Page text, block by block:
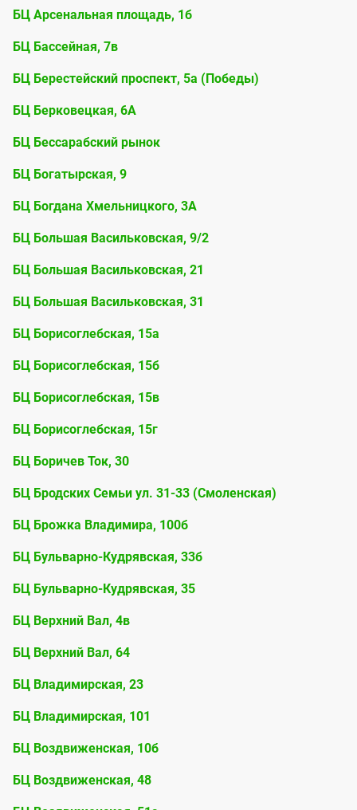
БЦ Арсенальная площадь, 1б
БЦ Бассейная, 7в
БЦ Берестейский проспект, 5а (Победы)
БЦ Берковецкая, 6А
БЦ Бессарабский рынок
БЦ Богатырская, 9
БЦ Богдана Хмельницкого, 3А
БЦ Большая Васильковская, 9/2
БЦ Большая Васильковская, 21
БЦ Большая Васильковская, 31
БЦ Борисоглебская, 15а
БЦ Борисоглебская, 15б
БЦ Борисоглебская, 15в
БЦ Борисоглебская, 15г
БЦ Боричев Ток, 30
БЦ Бродских Семьи ул. 31-33 (Смоленская)
БЦ Брожка Владимира, 100б
БЦ Бульварно-Кудрявская, 33б
БЦ Бульварно-Кудрявская, 35
БЦ Верхний Вал, 4в
БЦ Верхний Вал, 64
БЦ Владимирская, 23
БЦ Владимирская, 101
БЦ Воздвиженская, 10б
БЦ Воздвиженская, 48